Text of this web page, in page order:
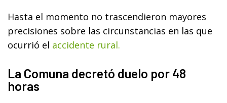
Hasta el momento no trascendieron mayores
precisiones sobre las circunstancias en las que
ocurrió el accidente rural.
La Comuna decretó duelo por 48
horas